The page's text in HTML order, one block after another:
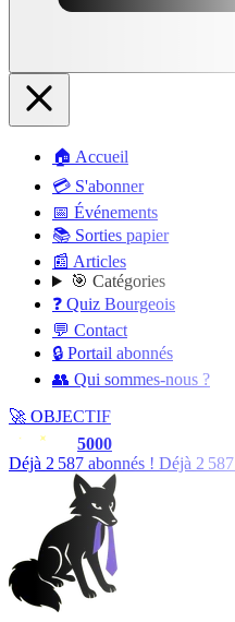
🏠 Accueil
💳 S'abonner
📅 Événements
📚 Sorties papier
📰 Articles
🎯 Catégories
❓ Quiz Bourgeois
💬 Contact
🔒 Portail abonnés
👥 Qui sommes-nous ?
🚀 OBJECTIF
5000
Déjà 2 588 abonnés ! Déjà 2 588